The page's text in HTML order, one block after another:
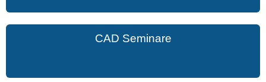
CAD Seminare